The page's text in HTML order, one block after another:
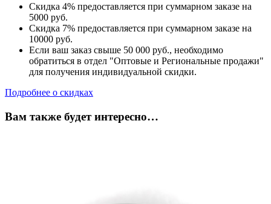
Скидка 4% предоставляется при суммарном заказе на
5000 руб.
Скидка 7% предоставляется при суммарном заказе на
10000 руб.
Если ваш заказ свыше 50 000 руб., необходимо
обратиться в отдел "Оптовые и Региональные продажи"
для получения индивидуальной скидки.
Подробнее о скидках
Вам также будет интересно…